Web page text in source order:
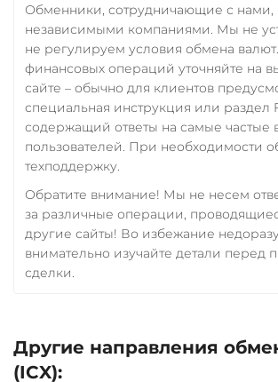
Обменники, сотрудничающие с нами,
независимыми компаниями. Мы не
не регулируем условия обмена
финансовых операций уточняйте на
сайте – обычно для клиентов
специальная инструкция или раздел
содержащий ответы на самые частые
пользователей. При необходимости
техподдержку.
Обратите внимание! Мы не несем
за различные операции,
другие сайты! Во избежание
внимательно изучайте детали перед
сделки.
Другие направления
(ICX):